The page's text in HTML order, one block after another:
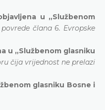
u „Službenom
člana 6. Evropske
u „Službenom glasniku
čija vrijednost ne prelazi
glasniku Bosne i